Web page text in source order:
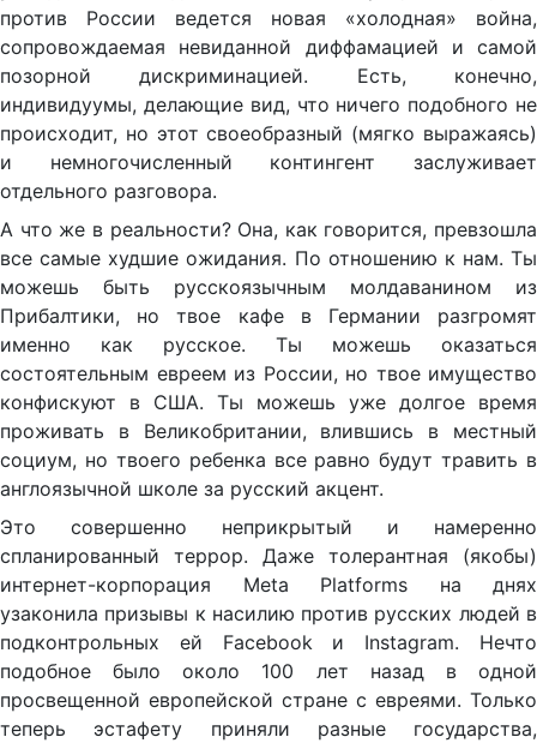
против России ведется новая «холодная» война,
сопровождаемая невиданной диффамацией и самой
позорной дискриминацией. Есть, конечно,
индивидуумы, делающие вид, что ничего подобного не
происходит, но этот своеобразный (мягко выражаясь)
и немногочисленный контингент заслуживает
отдельного разговора.
А что же в реальности? Она, как говорится, превзошла
все самые худшие ожидания. По отношению к нам. Ты
можешь быть русскоязычным молдаванином из
Прибалтики, но твое кафе в Германии разгромят
именно как русское. Ты можешь оказаться
состоятельным евреем из России, но твое имущество
конфискуют в США. Ты можешь уже долгое время
проживать в Великобритании, влившись в местный
социум, но твоего ребенка все равно будут травить в
англоязычной школе за русский акцент.
Это совершенно неприкрытый и намеренно
спланированный террор. Даже толерантная (якобы)
интернет-корпорация Meta Platforms на днях
узаконила призывы к насилию против русских людей в
подконтрольных ей Facebook и Instagram. Нечто
подобное было около 100 лет назад в одной
просвещенной европейской стране с евреями. Только
теперь эстафету приняли разные государства,